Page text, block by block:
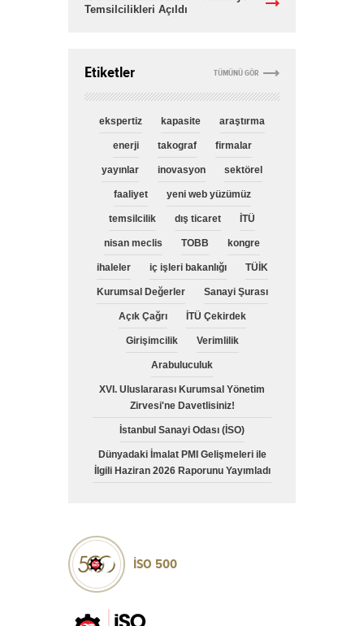
Temsilcilikleri Açıldı
TÜMÜNÜ GÖR
Etiketler
ekspertiz kapasite araştırma
enerji takograf firmalar
yayınlar inovasyon sektörel
faaliyet yeni web yüzümüz
temsilcilik dış ticaret İTÜ
nisan meclis TOBB kongre
ihaleler iç işleri bakanlığı TÜİK
Kurumsal Değerler Sanayi Şurası
Açık Çağrı İTÜ Çekirdek
Girişimcilik Verimlilik
Arabuluculuk
XVI. Uluslararası Kurumsal Yönetim
Zirvesi'ne Davetlisiniz!
İstanbul Sanayi Odası (İSO)
Dünyadaki İmalat PMI Gelişmeleri ile
İlgili Haziran 2026 Raporunu Yayımladı
İSO 500